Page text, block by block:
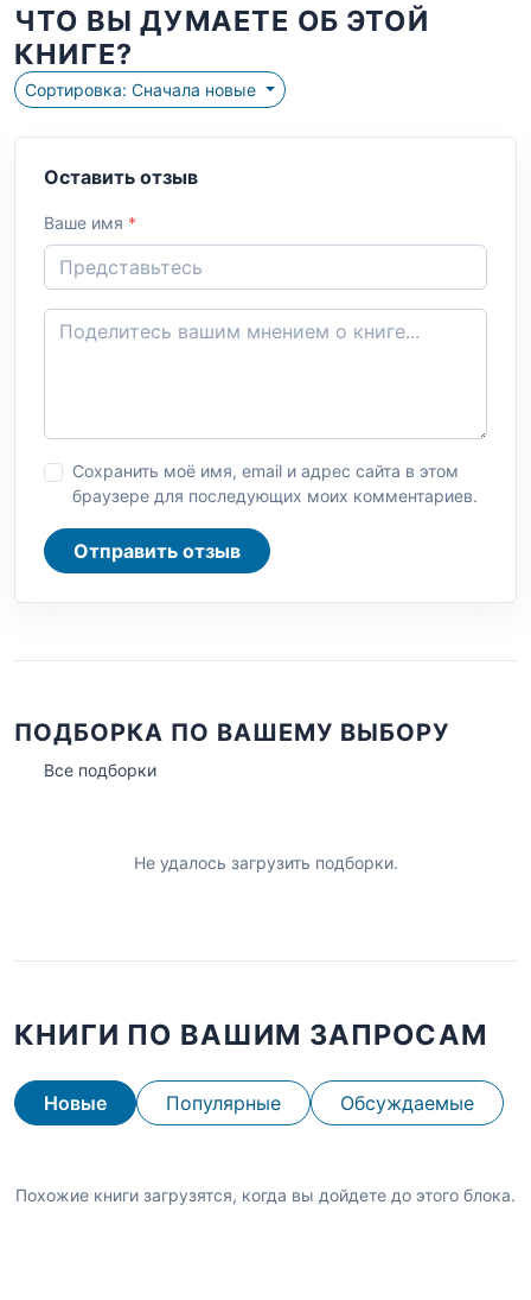
ЧТО ВЫ ДУМАЕТЕ ОБ ЭТОЙ
КНИГЕ?
Сортировка: Сначала новые
Оставить отзыв
Ваше имя *
Сохранить моё имя, email и адрес сайта в этом
браузере для последующих моих комментариев.
Отправить отзыв
ПОДБОРКА ПО ВАШЕМУ ВЫБОРУ
Все подборки
Не удалось загрузить подборки.
КНИГИ ПО ВАШИМ ЗАПРОСАМ
Новые Популярные Обсуждаемые
Похожие книги загрузятся, когда вы дойдете до этого блока.